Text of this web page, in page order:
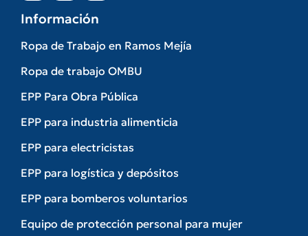
Información
Ropa de Trabajo en Ramos Mejía
Ropa de trabajo OMBU
EPP Para Obra Pública
EPP para industria alimenticia
EPP para electricistas
EPP para logística y depósitos
EPP para bomberos voluntarios
Equipo de protección personal para mujer